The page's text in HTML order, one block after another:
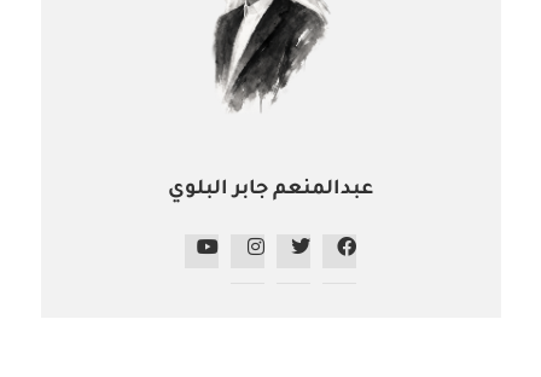
عبدالمنعم جابر البلوي